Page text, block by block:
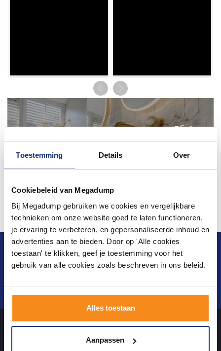
Toestemming Details Over
Cookiebeleid van Megadump
Bij Megadump gebruiken we cookies en vergelijkbare
technieken om onze website goed te laten functioneren,
je ervaring te verbeteren, en gepersonaliseerde inhoud en
advertenties aan te bieden. Door op 'Alle cookies
toestaan' te klikken, geef je toestemming voor het
gebruik van alle cookies zoals beschreven in ons beleid.
Alles toestaan
Aanpassen
Blijf op de hoogte van het laatste nieuws en
ontwikkelingen
Verstuur